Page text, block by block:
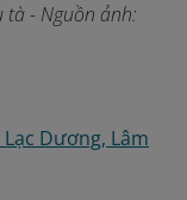
tà- Nguồn ảnh:
Dương, Lâm